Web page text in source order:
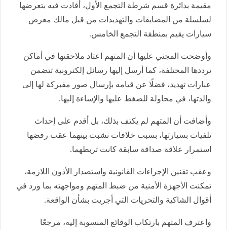
مقيمة بدائرة قسم شرطة التجمع الأول، أفادت فيه بتعرضها
لسلسلة من المضايقات والتهديدات من قبل مالك معرض
سيارات يقيم بمنطقة التجمع الخامس.
وأوضحت المجني عليها أن المتهم اعتاد ملاحقتها في أماكن
ترددها المختلفة، كما أرسل إليها رسائل إلكترونية تتضمن
عبارات تهديد، فضلًا عن قيامه بإرسال صور مفبركة لها إلى
والدتها، في محاولة للضغط عليها والإساءة إليها.
وأضافت أن المتهم لم يكتف بذلك، بل أقدم على إحداث
تلفيات بسيارتها، بسبب خلافات نشبت بينهما عقب رفضها
استمرار علاقة صداقة سابقة كانت تربطهما.
وعقب تقنين الإجراءات القانونية واستصدار الأذون اللازمة،
تمكنت الأجهزة الأمنية من ضبط المتهم ومواجهته بما ورد في
أقوال الشاكية والتحريات التي أجريت بشأن الواقعة.
واعترف المتهم بارتكاب الوقائع المنسوبة إليه، مرجعًا